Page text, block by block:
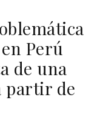
Perú
de una
partir de